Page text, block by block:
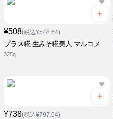
¥508(税込¥548.64)
プラス糀 生みそ糀美人 マルコメ
325g
¥738(税込¥797.04)